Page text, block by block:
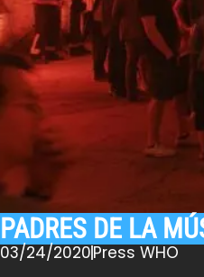
PADRES DE LA
03/24/2020Press WHO